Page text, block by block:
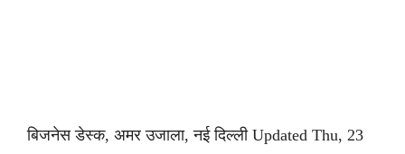
बिजनेस डेस्क, अमर उजाला, नई दिल्ली Updated Thu, 23